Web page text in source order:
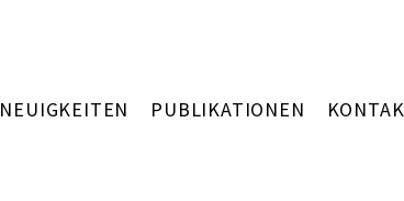
NEUIGKEITEN PUBLIKATIONEN